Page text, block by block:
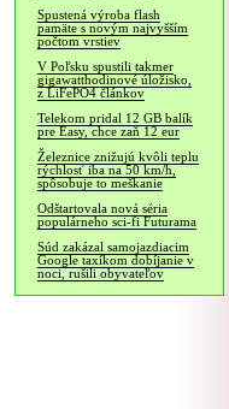
Spustená výroba flash
pamäte s novým najvyšším
počtom vrstiev
V Poľsku spustili takmer
gigawatthodinové úložisko,
z LiFePO4 článkov
Telekom pridal 12 GB balík
pre Easy, chce zaň 12 eur
Železnice znižujú kvôli teplu
rýchlosť iba na 50 km/h,
spôsobuje to meškanie
Odštartovala nová séria
populárneho sci-fi Futurama
Súd zakázal samojazdiacim
Google taxíkom dobíjanie v
noci, rušili obyvateľov